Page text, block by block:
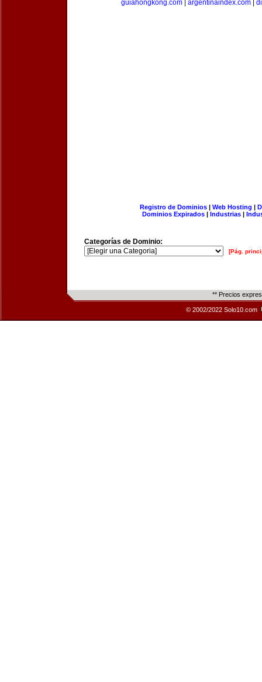
guiahongkong.com| argentinaindex.com|
Registro de Dominios| Web Hosting |
Dominios Expirados | Industrias |
Categorías de Dominio:
[Pág.
** Precios
© 2002/2022 Solo10.com